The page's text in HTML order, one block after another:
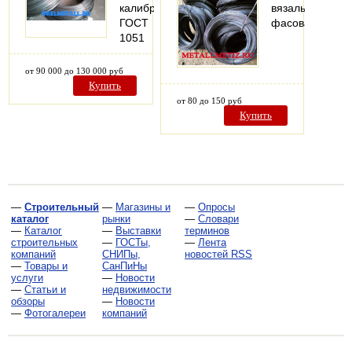
калиброванный
ГОСТ
1051
от 90 000 до 130 000 руб
Купить
вязальная
фасованная
от 80 до 150 руб
Купить
— Строительный
каталог
— Каталог
строительных
компаний
— Товары и
услуги
— Статьи и
обзоры
— Фотогалереи
— Магазины и
рынки
— Выставки
— ГОСТы,
СНИПы,
СанПиНы
— Новости
недвижимости
— Новости
компаний
— Опросы
— Словари
терминов
— Лента
новостей RSS